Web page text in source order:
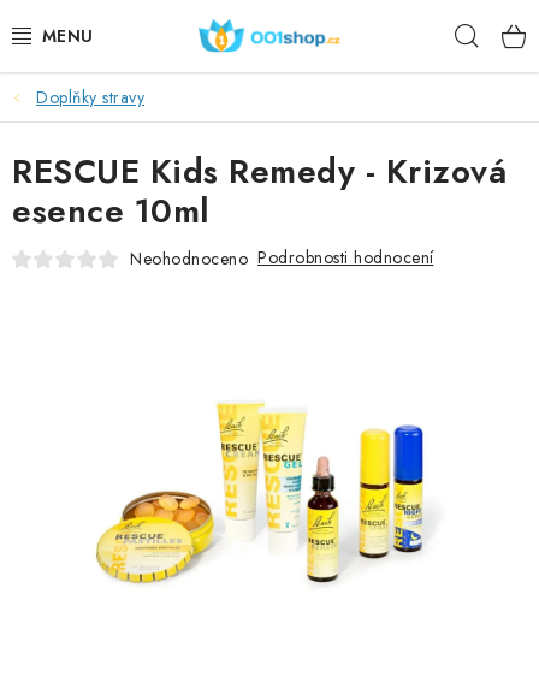
na
DOPLŇKY STRAVY
KOSMETIKA
SPORT
PORADNA
Doplňky stravy
RESCUE Kids Remedy - Krizová
esence 10ml
Neohodnoceno Podrobnosti hodnocení